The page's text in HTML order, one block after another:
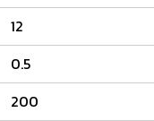
12
0.5
200